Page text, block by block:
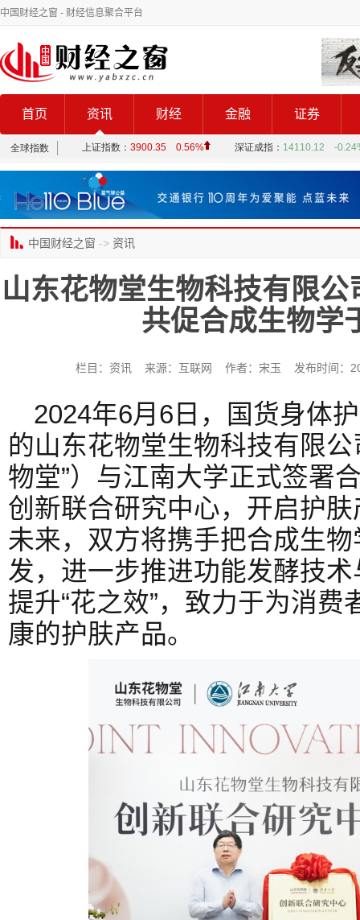
中国财经之窗 - 财经信息聚合平台
首页 资讯 财经 金融 证券
中国财经之窗 -> 资讯
山东花物堂生物科技有限
共促合成生物学
栏目：资讯 来源：互联网 作者：宋玉 发布时间：
2024年6月6日，国货身体
的山东花物堂生物科技有限
物堂”）与江南大学正式签署
创新联合研究中心，开启护
未来，双方将携手把合成生
发，进一步推进功能发酵技
提升“花之效”，致力于为消
康的护肤产品。